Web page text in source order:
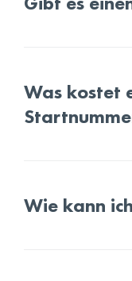
Was kostet
Wie kann